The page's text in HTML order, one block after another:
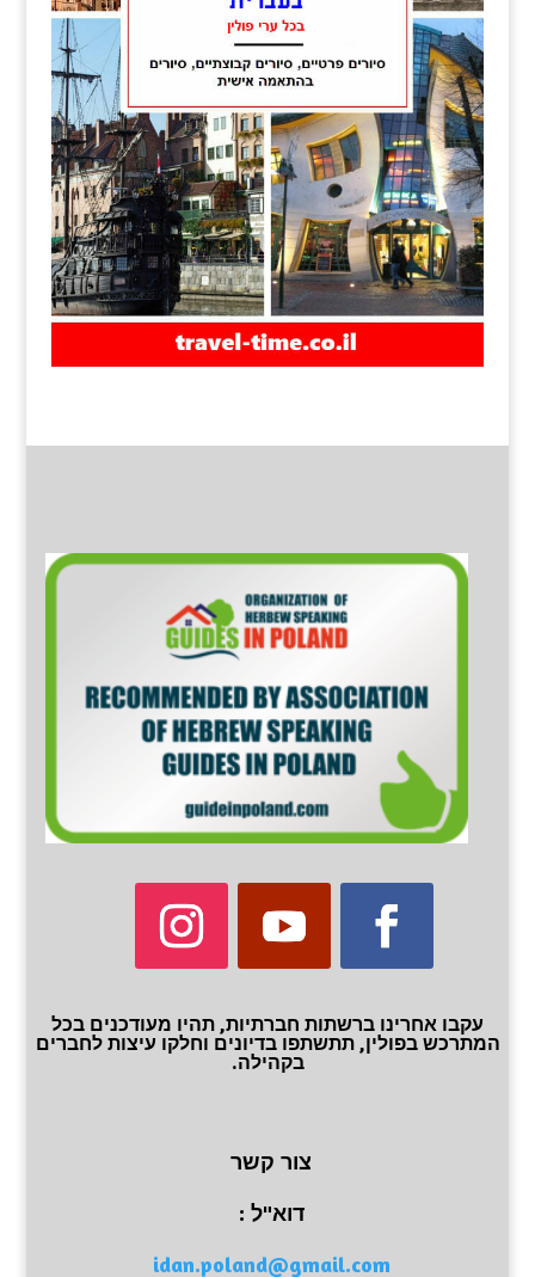
עקבו אחרינו ברשתות חברתיות, תהיו מעודכנים בכל
המתרכש בפולין, תתשתפו בדיונים וחלקו עיצות לחברים
בקהילה.
צור קשר
דוא"ל :
idan.poland@gmail.com